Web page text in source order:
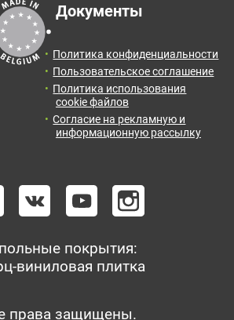
Документы
Политика конфиденциальности
Пользовательское соглашение
Политика использования
cookie файлов
Согласие на рекламную и
информационную рассылку
покрытия:
виниловая плитка
права защищены.